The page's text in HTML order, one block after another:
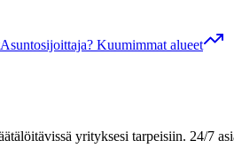
Asuntosijoittaja? Kuumimmat alueet
yrityksesi tarpeisiin. 24/7